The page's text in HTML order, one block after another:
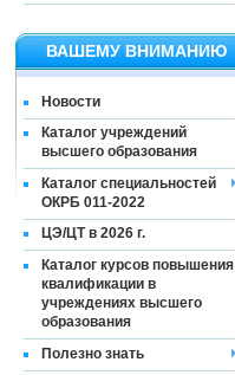
ВАШЕМУ ВНИМАНИЮ
Новости
Каталог учреждений
высшего образования
Каталог специальностей
ОКРБ 011-2022
ЦЭ/ЦТ в 2026 г.
Каталог курсов повышения
квалификации в
учреждениях высшего
образования
Полезно знать